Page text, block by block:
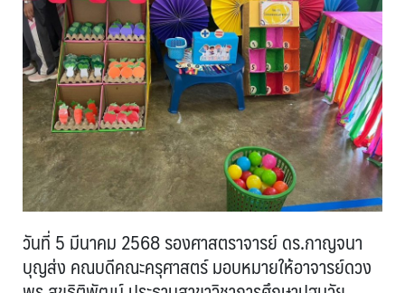
วันที่ 5 มีนาคม 2568 รองศาสตราจารย์ ดร.กาญจนา
บุญส่ง คณบดีคณะครุศาสตร์ มอบหมายให้อาจารย์ดวง